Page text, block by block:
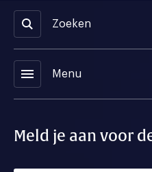
Zoeken
menu Menu
Meld je aan voor